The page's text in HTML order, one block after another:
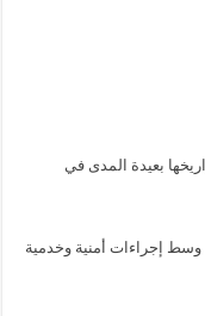
بعيدة المدى في
وسط إجراءات أمنية وخدمية